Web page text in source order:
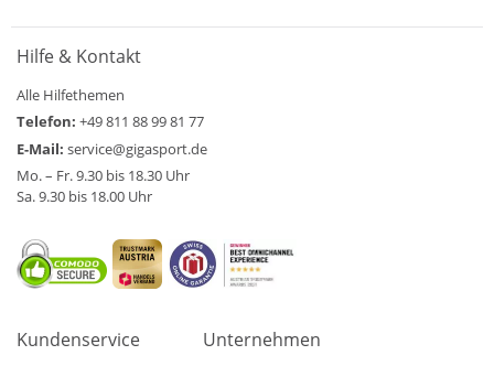
Hilfe & Kontakt
Alle Hilfethemen
Telefon: +49 811 88 99 81 77
E-Mail: service@gigasport.de
Mo. – Fr. 9.30 bis 18.30 Uhr
Sa. 9.30 bis 18.00 Uhr
Kundenservice Unternehmen